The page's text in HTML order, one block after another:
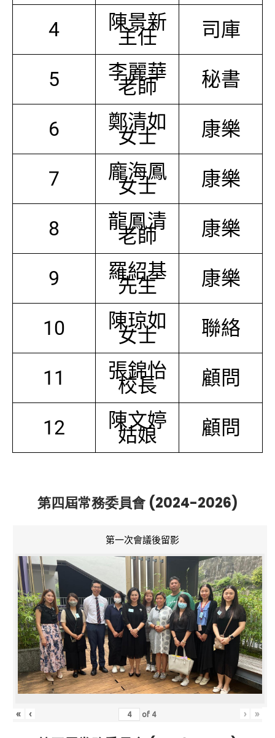
4 陳景新
主任 司庫
5 李麗華
老師 秘書
6 鄭清如
女士 康樂
7 龐海鳳
女士 康樂
8 龍鳳清
老師 康樂
9 羅紹基
先生 康樂
10 陳琼如
女士 聯絡
11 張錦怡
校長 顧問
12 陳文婷
姑娘 顧問
第四屆常務委員會 (2024-2026)
第一次會議後留影
« ‹ of 4 › »